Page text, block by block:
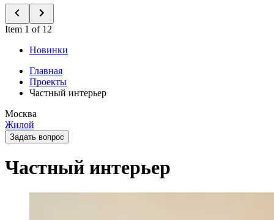
Item 1 of 12
Новинки
Главная
Проекты
Частный интерьер
Москва
Жилой
Задать вопрос
Частный интерьер